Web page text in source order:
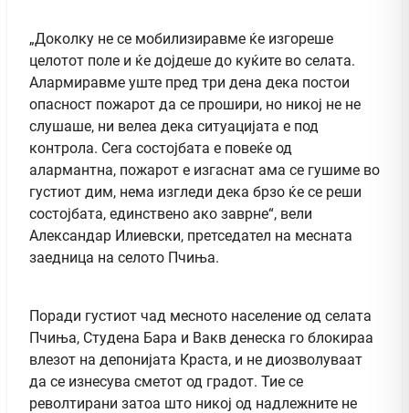
„Доколку не се мобилизиравме ќе изгореше
целотот поле и ќе дојдеше до куќите во селата.
Алармиравме уште пред три дена дека постои
опасност пожарот да се прошири, но никој не не
слушаше, ни велеа дека ситуацијата е под
контрола. Сега состојбата е повеќе од
алармантна, пожарот е изгаснат ама се гушиме во
густиот дим, нема изгледи дека брзо ќе се реши
состојбата, единствено ако заврне“, вели
Александар Илиевски, претседател на месната
заедница на селото Пчиња.
Поради густиот чад месното население од селата
Пчиња, Студена Бара и Вакв денеска го блокираа
влезот на депонијата Краста, и не диозволуваат
да се изнесува сметот од градот. Тие се
револтирани затоа што никој од надлежните не